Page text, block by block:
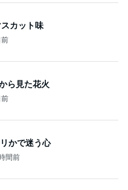
カット味
前
ら見た花火
前
かで迷う心
間前